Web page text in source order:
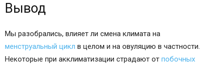
Вывод
Мы разобрались, влияет ли смена климата на
менструальный цикл в целом и на овуляцию в частности.
Некоторые при акклиматизации страдают от побочных